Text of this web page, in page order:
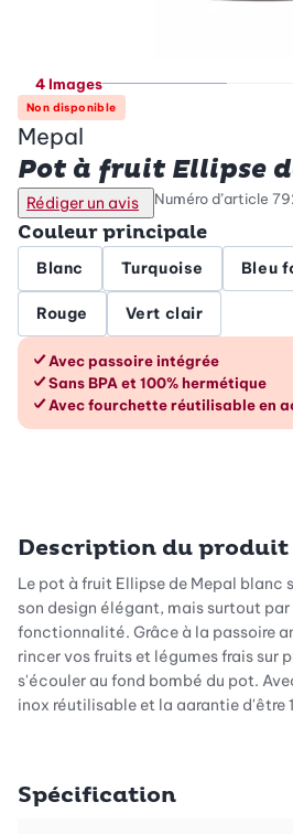
4 Images
Non disponible
Mepal
Pot à fruit Ellipse
Rédiger un avis Numéro d’article
Couleur principale
Blanc Turquoise Bleu
Rouge Vert clair
Les avantages en
Avec passoire intégrée
Sans BPA et 100% hermétique
Avec fourchette réutilisable en
Description du produit
Le pot à fruit Ellipse de Mepal blanc
son design élégant, mais surtout
fonctionnalité. Grâce à la passoire
rincer vos fruits et légumes frais sur
s'écouler au fond bombé du pot.
inox réutilisable et la garantie d'être
Petit conseil : tous les couvercles
Spécification